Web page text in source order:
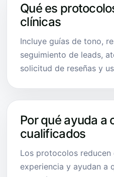
Qué es
clínicas
Incluye guías de tono,
seguimiento de leads,
solicitud de reseñas y
Por qué ayuda
cualificados
Los protocolos reducen
experiencia y ayudan a